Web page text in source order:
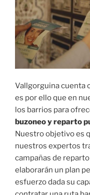
Vallgorguina cuenta
es por ello que en
los barrios para
buzoneo y reparto
Nuestro objetivo es
nuestros expertos
campañas de
elaborarán un plan
esfuerzo dada su